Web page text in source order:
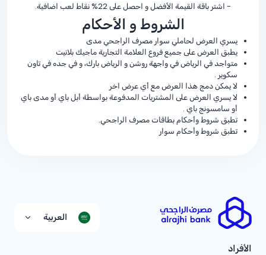
- اشتر باقة القیمة الأفضل و احصل على%22 نقاط لعب اضافية.
الشروط و الأحكام
يسري العرض لحاملي سوار مصرف الراجحي مدى
يطبق العرض على جميع فروع العلامة التجارية ماجيك بلانيت
متواجد في الرياض في واجهة روشن و الرياض بارك، و في جده في تاون
سكوير .
لا يمكن دمج هذا العرض مع أي عرض اخر
لا يسري العرض على المشتريات المدفوعة بواسطة أبل باي أو مدى باي
أو سامسونج باي .
تطبق شروط وأحكام بطاقات مصرف الراجحي.
تطبق شروط وأحكام سوار
العربية
الأفراد